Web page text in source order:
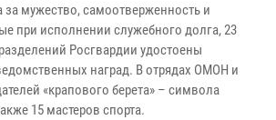
за мужество, самоотверженность и
при исполнении служебного долга, 23
Росгвардии удостоены
наград. В отрядах ОМОН и
«крапового берета» – символа
15 мастеров спорта.